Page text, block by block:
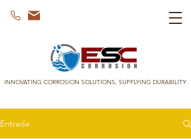
INNOVATING CORROSION SOLUTIONS, SUPPLYING DURABILITY
Entrada